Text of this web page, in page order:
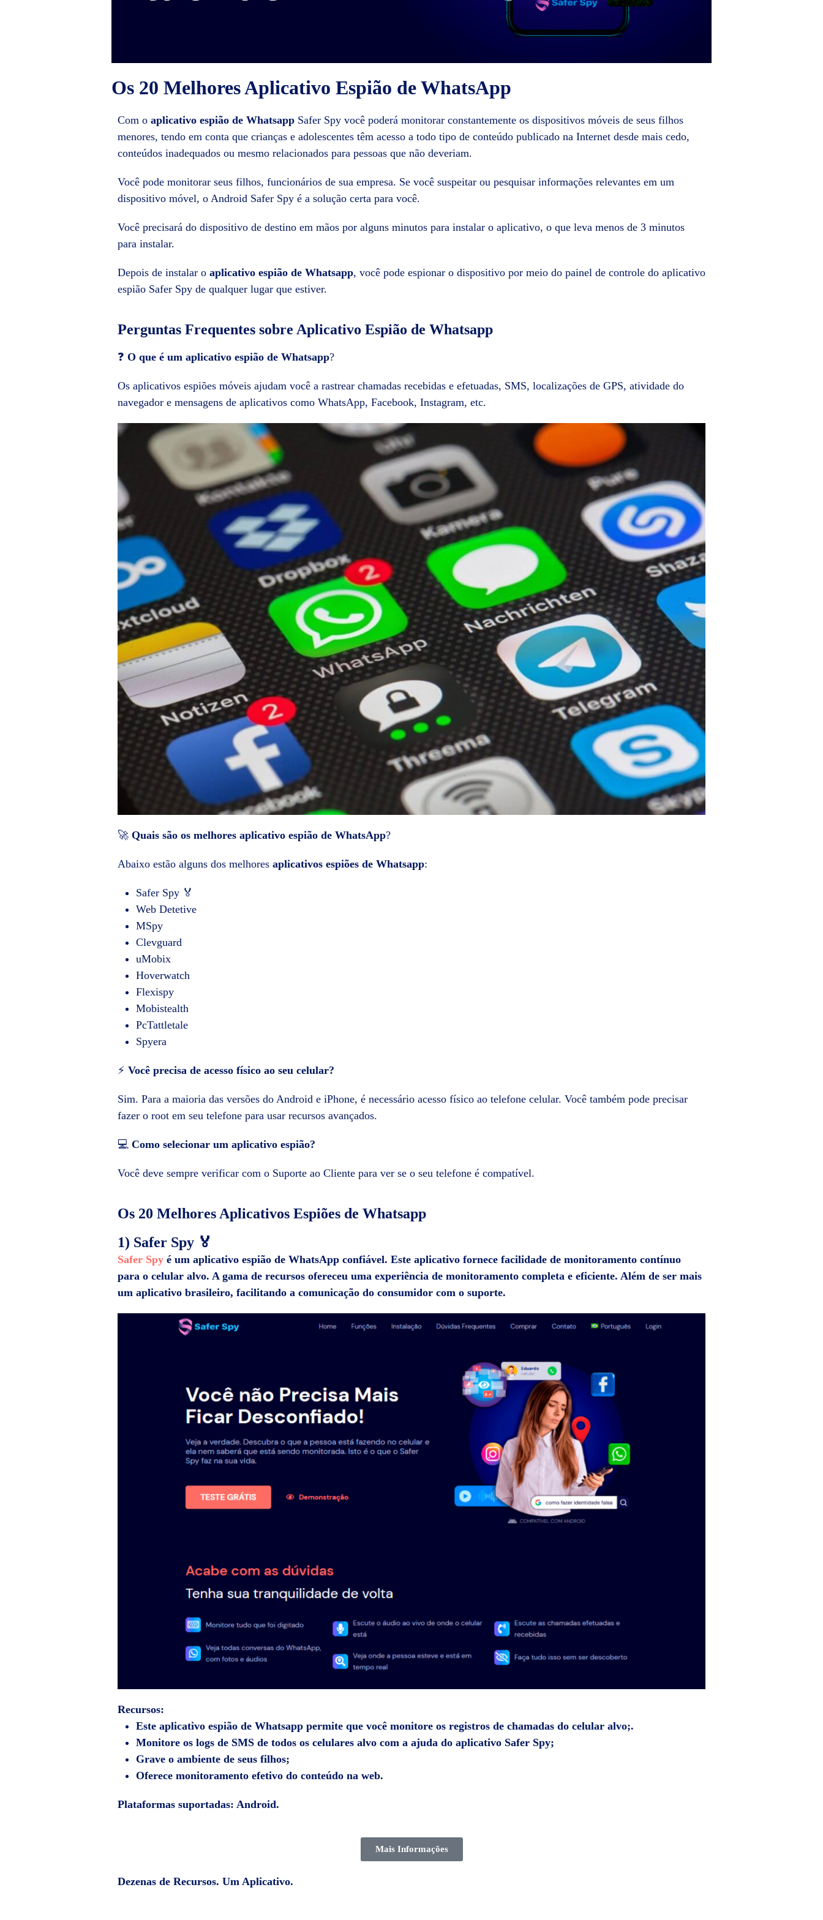
Os 20 Melhores Aplicativo Espião de WhatsApp
Com o aplicativo espião de Whatsapp Safer Spy você poderá monitorar constantemente os dispositivos móveis de seus filhos
menores, tendo em conta que crianças e adolescentes têm acesso a todo tipo de conteúdo publicado na Internet desde mais cedo,
conteúdos inadequados ou mesmo relacionados para pessoas que não deveriam.
Você pode monitorar seus filhos, funcionários de sua empresa. Se você suspeitar ou pesquisar informações relevantes em um
dispositivo móvel, o Android Safer Spy é a solução certa para você.
Você precisará do dispositivo de destino em mãos por alguns minutos para instalar o aplicativo, o que leva menos de 3 minutos
para instalar.
Depois de instalar o aplicativo espião de Whatsapp, você pode espionar o dispositivo por meio do painel de controle do aplicativo
espião Safer Spy de qualquer lugar que estiver.
Perguntas Frequentes sobre Aplicativo Espião de Whatsapp
❓ O que é um aplicativo espião de Whatsapp?
Os aplicativos espiões móveis ajudam você a rastrear chamadas recebidas e efetuadas, SMS, localizações de GPS, atividade do
navegador e mensagens de aplicativos como WhatsApp, Facebook, Instagram, etc.
🚀 Quais são os melhores aplicativo espião de WhatsApp?
Abaixo estão alguns dos melhores aplicativos espiões de Whatsapp:
Safer Spy 🏅
Web Detetive
MSpy
Clevguard
uMobix
Hoverwatch
Flexispy
Mobistealth
PcTattletale
Spyera
⚡ Você precisa de acesso físico ao seu celular?
Sim. Para a maioria das versões do Android e iPhone, é necessário acesso físico ao telefone celular. Você também pode precisar
fazer o root em seu telefone para usar recursos avançados.
💻 Como selecionar um aplicativo espião?
Você deve sempre verificar com o Suporte ao Cliente para ver se o seu telefone é compatível.
Os 20 Melhores Aplicativos Espiões de Whatsapp
1) Safer Spy 🏅
Safer Spy é um aplicativo espião de WhatsApp confiável. Este aplicativo fornece facilidade de monitoramento contínuo
para o celular alvo. A gama de recursos ofereceu uma experiência de monitoramento completa e eficiente. Além de ser mais
um aplicativo brasileiro, facilitando a comunicação do consumidor com o suporte.
Recursos:
Este aplicativo espião de Whatsapp permite que você monitore os registros de chamadas do celular alvo;.
Monitore os logs de SMS de todos os celulares alvo com a ajuda do aplicativo Safer Spy;
Grave o ambiente de seus filhos;
Oferece monitoramento efetivo do conteúdo na web.
Plataformas suportadas: Android.
Mais Informações
Dezenas de Recursos. Um Aplicativo.